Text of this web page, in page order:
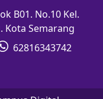
B01. No.10 Kel.
Kota Semarang
62816343742